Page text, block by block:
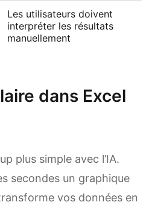
Les utilisateurs doivent
interpréter les résultats
manuellement
dans Excel
plus simple avec l’IA.
secondes un graphique
vos données en